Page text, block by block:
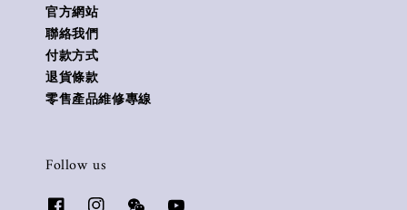
官方網站
聯絡我們
付款方式
退貨條款
零售產品維修專線
Follow us